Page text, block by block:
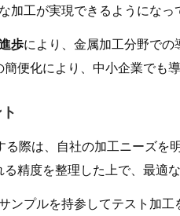
加工が実現できるようになっ
歩により、金属加工分野で
便化により、中小企業でも
際は、自社の加工ニーズを
精度を整理した上で、最適
ンプルを持参してテスト加